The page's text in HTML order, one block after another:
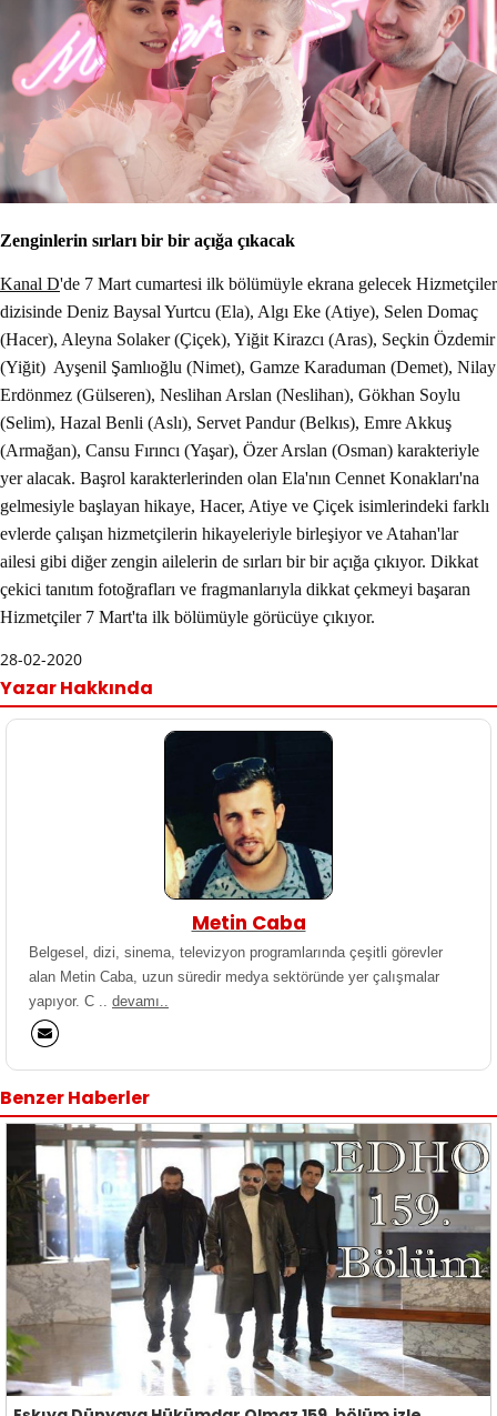
Zenginlerin sırları bir bir açığa çıkacak
Kanal D'de 7 Mart cumartesi ilk bölümüyle ekrana gelecek Hizmetçiler
dizisinde Deniz Baysal Yurtcu (Ela), Algı Eke (Atiye), Selen Domaç
(Hacer), Aleyna Solaker (Çiçek), Yiğit Kirazcı (Aras), Seçkin Özdemir
(Yiğit) Ayşenil Şamlıoğlu (Nimet), Gamze Karaduman (Demet), Nilay
Erdönmez (Gülseren), Neslihan Arslan (Neslihan), Gökhan Soylu
(Selim), Hazal Benli (Aslı), Servet Pandur (Belkıs), Emre Akkuş
(Armağan), Cansu Fırıncı (Yaşar), Özer Arslan (Osman) karakteriyle
yer alacak. Başrol karakterlerinden olan Ela'nın Cennet Konakları'na
gelmesiyle başlayan hikaye, Hacer, Atiye ve Çiçek isimlerindeki farklı
evlerde çalışan hizmetçilerin hikayeleriyle birleşiyor ve Atahan'lar
ailesi gibi diğer zengin ailelerin de sırları bir bir açığa çıkıyor. Dikkat
çekici tanıtım fotoğrafları ve fragmanlarıyla dikkat çekmeyi başaran
Hizmetçiler 7 Mart'ta ilk bölümüyle görücüye çıkıyor.
28-02-2020
Yazar Hakkında
Metin Caba
Belgesel, dizi, sinema, televizyon programlarında çeşitli görevler
alan Metin Caba, uzun süredir medya sektöründe yer çalışmalar
yapıyor. C .. devamı..
Benzer Haberler